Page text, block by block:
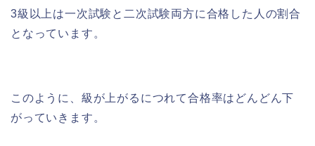
3級以上は一次試験と二次試験両方に合格した人の割合
となっています。
このように、級が上がるにつれて合格率はどんどん下
がっていきます。